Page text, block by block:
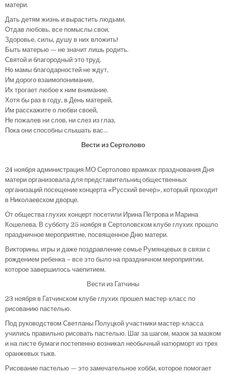
матери.
Дать детям жизнь и вырастить людьми,
Отдав любовь, все помыслы свои,
Здоровье, силы, душу в них вложить!
Быть матерью — не значит лишь родить.
Святой и благородный это труд.
Но мамы благодарностей не ждут,
Им дорого взаимопонимание,
Их трогает любое к ним внимание.
Хотя бы раз в году, в День матерей,
Им расскажите о любви своей,
Не пожалев ни слов, ни слез из глаз,
Пока они способны слышать вас…
Вести из Сертолово
24 ноября администрация МО Сертолово врамках празднования Дня
матери организовала для представительниц общественных
организаций посещение концерта «Русский вечер», который проходит
в Николаевском дворце.
От общества глухих концерт посетили Ирина Петрова и Марина
Кошелева. В субботу 25 ноября в Сертоловском клубе глухих прошло
праздничное мероприятие, посвященное Дню матери.
Викторины, игры и даже поздравление семье Румянцевых в связи с
рождением ребенка – все это было на праздничном мероприятии,
которое завершилось чаепитием.
Вести из Гатчины
23 ноября в Гатчинском клубе глухих прошел мастер-класс по
рисованию пастелью.
Под руководством Светланы Полуцкой участники мастер-класса
учились правильно рисовать пастелью. Шаг за шагом, мазок за мазком
и на листе бумаги постепенно возникал необычный натюрморт из трех
оранжевых тыкв.
Рисование пастелью — это замечательное хобби, которое помогает